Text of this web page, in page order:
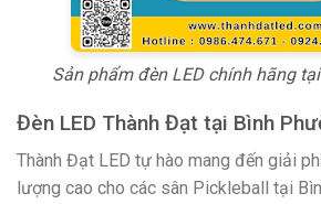
Sản phẩm đèn LED chính hãng
Đèn LED Thành Đạt tại Bình
Thành Đạt LED tự hào mang đến giải
lượng cao cho các sân Pickleball tại